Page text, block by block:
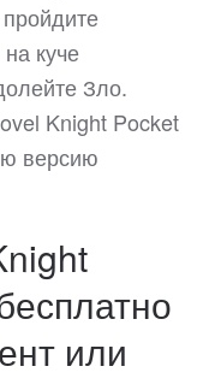
куче
Зло.
Knight Pocket
версию
или